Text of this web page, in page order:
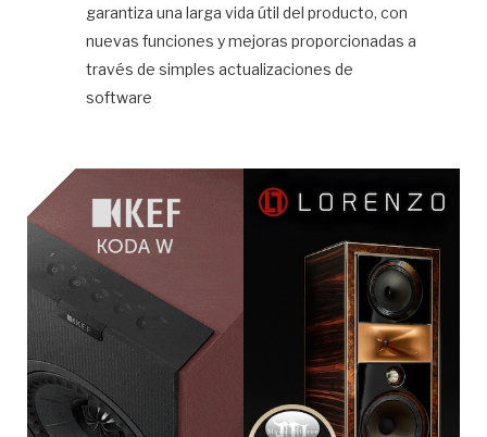
garantiza una larga vida útil del producto, con
nuevas funciones y mejoras proporcionadas a
través de simples actualizaciones de
software